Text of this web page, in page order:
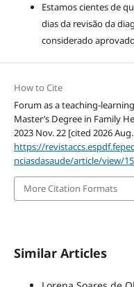
Estamos cientes de
dias da revisão da
considerado
How to Cite
Forum as a teaching-
Master’s Degree in Family
2023 Nov. 22 [cited 2026
https://
nciasdasaude/article/view/
More Citation Formats
Similar Articles